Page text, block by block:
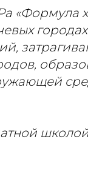
«Формула